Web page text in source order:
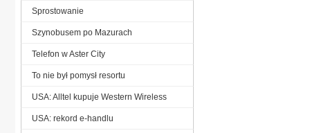
Sprostowanie
Szynobusem po Mazurach
Telefon w Aster City
To nie był pomysł resortu
USA: Alltel kupuje Western Wireless
USA: rekord e-handlu